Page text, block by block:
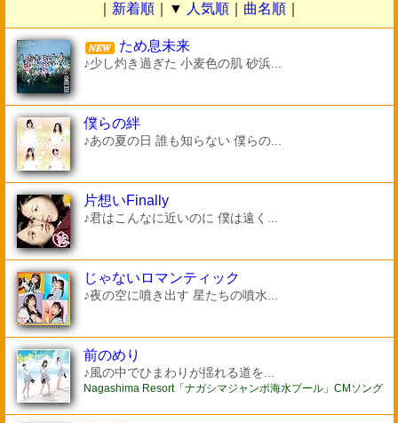
新着順 ｜▼ 人気順 曲名順
ため息未来
♪少し灼き過ぎた 小麦色の肌 砂浜...
僕らの絆
♪あの夏の日 誰も知らない 僕らの...
片想いFinally
♪君はこんなに近いのに 僕は遠く...
じゃないロマンティック
♪夜の空に噴き出す 星たちの噴水...
前のめり
♪風の中でひまわりが揺れる道を...
Nagashima Resort「ナガシマジャンボ海水プール」CMソング